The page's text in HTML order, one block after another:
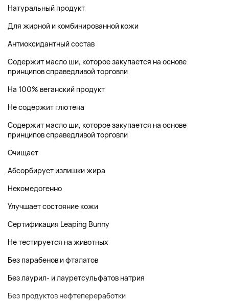
Натуральный продукт
Для жирной и комбинированной кожи
Антиоксидантный состав
Содержит масло ши, которое закупается на основе
принципов справедливой торговли
На 100% веганский продукт
Не содержит глютена
Содержит масло ши, которое закупается на основе
принципов справедливой торговли
Очищает
Абсорбирует излишки жира
Некомедогенно
Улучшает состояние кожи
Сертификация Leaping Bunny
Не тестируется на животных
Без парабенов и фталатов
Без лаурил- и лауретсульфатов натрия
Без продуктов нефтепереработки